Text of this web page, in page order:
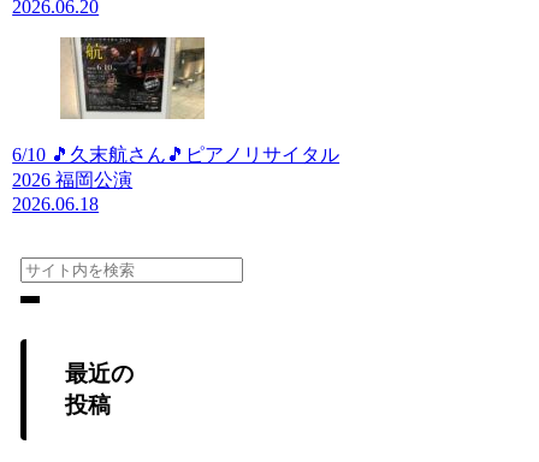
2026.06.20
6/10 🎵久末航さん🎵ピアノリサイタル
2026 福岡公演
2026.06.18
最近の
投稿